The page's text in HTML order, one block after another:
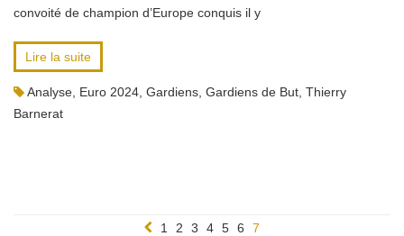
convoité de champion d’Europe conquis il y
Lire la suite
Analyse Euro 2024 Gardiens Gardiens de But Thierry
Barnerat
1 2 3 4 5 6 7